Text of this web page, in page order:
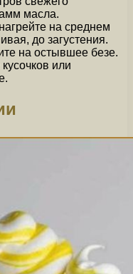
масла.
на среднем
до загустения.
на остывшее безе.
или